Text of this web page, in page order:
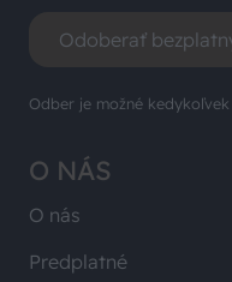
O NÁS